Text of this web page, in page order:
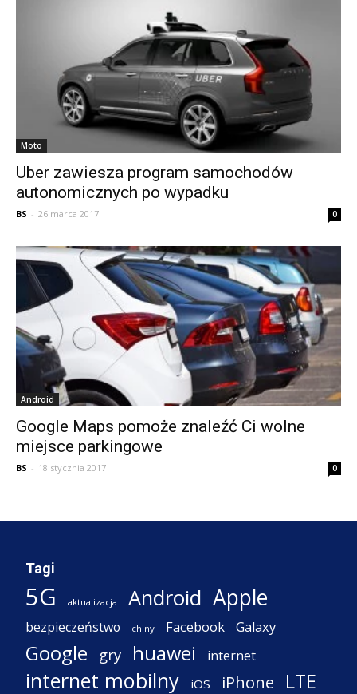
Moto
Uber zawiesza program samochodów
autonomicznych po wypadku
BS - 26 marca 2017 0
Android
Google Maps pomoże znaleźć Ci wolne
miejsce parkingowe
BS - 18 stycznia 2017 0
Tagi
5G aktualizacja Android Apple
bezpieczeństwo chiny Facebook Galaxy
Google gry huawei internet
internet mobilny iOS iPhone LTE